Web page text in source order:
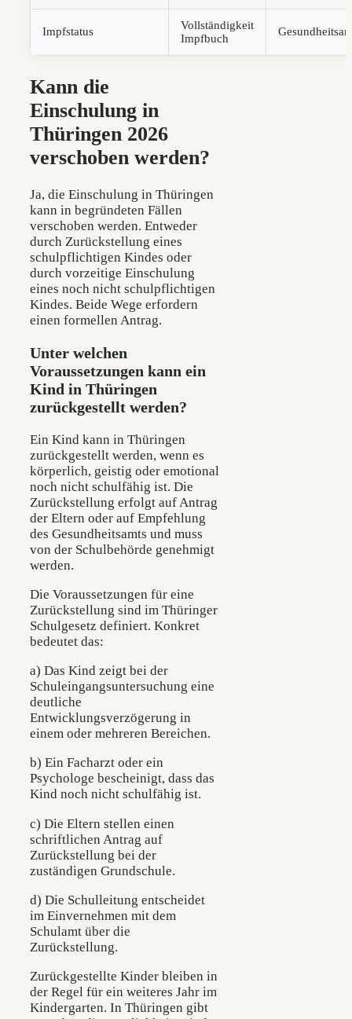
Impfstatus
Vollständigkeit
Impfbuch
Kann die
Einschulung in
Thüringen 2026
verschoben werden?
Ja, die Einschulung in Thüringen
kann in begründeten Fällen
verschoben werden. Entweder
durch Zurückstellung eines
schulpflichtigen Kindes oder
durch vorzeitige Einschulung
eines noch nicht schulpflichtigen
Kindes. Beide Wege erfordern
einen formellen Antrag.
Unter welchen
Voraussetzungen kann ein
Kind in Thüringen
zurückgestellt werden?
Ein Kind kann in Thüringen
zurückgestellt werden, wenn es
körperlich, geistig oder emotional
noch nicht schulfähig ist. Die
Zurückstellung erfolgt auf Antrag
der Eltern oder auf Empfehlung
des Gesundheitsamts und muss
von der Schulbehörde genehmigt
werden.
Die Voraussetzungen für eine
Zurückstellung sind im Thüringer
Schulgesetz definiert. Konkret
bedeutet das:
a) Das Kind zeigt bei der
Schuleingangsuntersuchung eine
deutliche
Entwicklungsverzögerung in
einem oder mehreren Bereichen.
b) Ein Facharzt oder ein
Psychologe bescheinigt, dass das
Kind noch nicht schulfähig ist.
c) Die Eltern stellen einen
schriftlichen Antrag auf
Zurückstellung bei der
zuständigen Grundschule.
d) Die Schulleitung entscheidet
im Einvernehmen mit dem
Schulamt über die
Zurückstellung.
Zurückgestellte Kinder bleiben in
der Regel für ein weiteres Jahr im
Kindergarten. In Thüringen gibt